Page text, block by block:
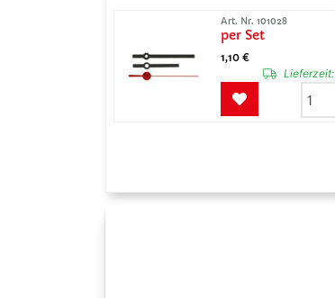
Art. Nr. 101028
per Set
1,10 €
Lieferzeit: